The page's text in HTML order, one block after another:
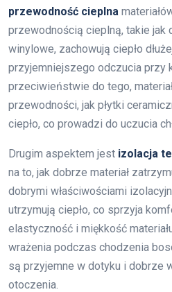
przewodność cieplna
przewodnością cieplną, takie jak
winylowe, zachowują ciepło
przyjemniejszego odczucia przy
przeciwieństwie do tego,
przewodności, jak płytki
ciepło, co prowadzi do uczucia
Drugim aspektem jest izolacja
na to, jak dobrze materiał
dobrymi właściwościami
utrzymują ciepło, co sprzyja
elastyczność i miękkość
wrażenia podczas chodzenia
są przyjemne w dotyku i dobrze
otoczenia.